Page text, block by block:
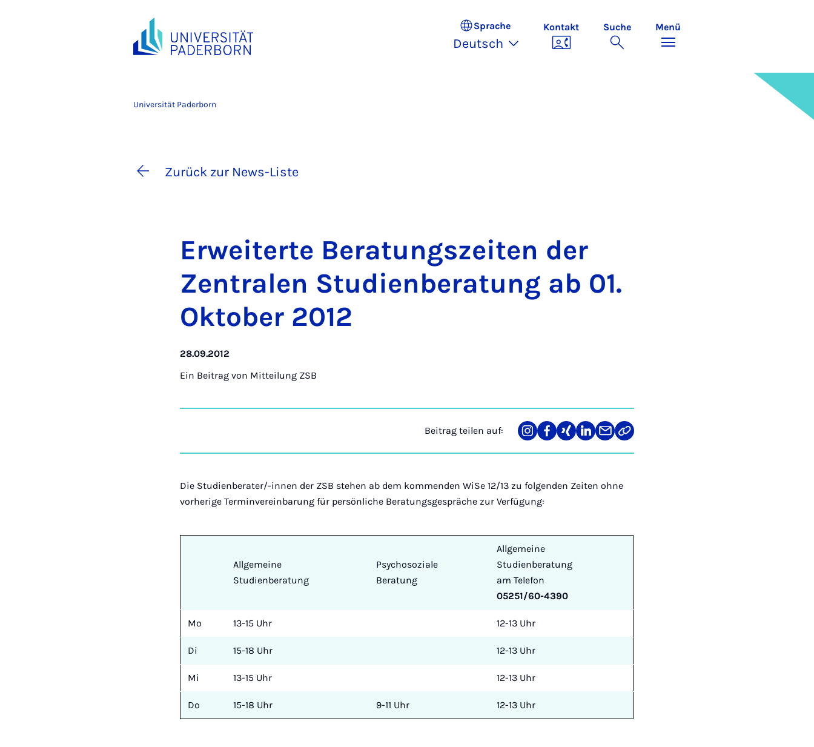
Sprache
Deutsch
Kontakt Suche Menü
Universität Paderborn
Zurück zur News-Liste
Er­wei­ter­te Be­ra­tungs­zei­ten der
Zen­tra­len Stu­dien­be­ra­tung ab 01.
Ok­to­ber 2012
28.09.2012
Ein Beitrag von Mitteilung ZSB
Beitrag teilen auf:
Teilen
auf
Teilen
auf
Teilen
auf
Teilen
auf
Teilen
über
Mail
Link
kopieren
Die Studienberater/-innen der ZSB stehen ab dem kommenden WiSe 12/13 zu folgenden Zeiten ohne
vorherige Terminvereinbarung für persönliche Beratungsgespräche zur Verfügung:
Allgemeine
Studienberatung
Psychosoziale
Beratung
Allgemeine
Studienberatung
am Telefon
05251/60-4390
Mo 13-15 Uhr 12-13 Uhr
Di 15-18 Uhr 12-13 Uhr
Mi 13-15 Uhr 12-13 Uhr
Do 15-18 Uhr 9-11 Uhr 12-13 Uhr